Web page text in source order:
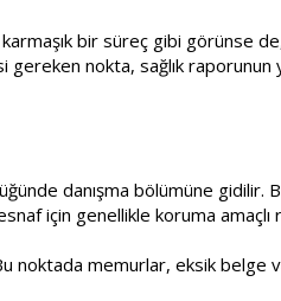
bir süreç gibi görünse
nokta, sağlık raporunun
danışma bölümüne gidilir.
için genellikle koruma amaçlı
noktada memurlar, eksik belge